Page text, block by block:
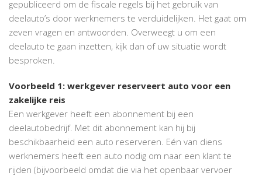
gepubliceerd om de fiscale regels bij het gebruik van
deelauto’s door werknemers te verduidelijken. Het gaat om
zeven vragen en antwoorden. Overweegt u om een
deelauto te gaan inzetten, kijk dan of uw situatie wordt
besproken.
Voorbeeld 1: werkgever reserveert auto voor een
zakelijke reis
Een werkgever heeft een abonnement bij een
deelautobedrijf. Met dit abonnement kan hij bij
beschikbaarheid een auto reserveren. Eén van diens
werknemers heeft een auto nodig om naar een klant te
rijden (bijvoorbeeld omdat die via het openbaar vervoer